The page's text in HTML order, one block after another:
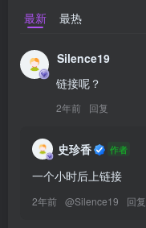
最新 最热
Silence19
链接呢？
2年前 回复
史珍香 作者
一个小时后上链接
2年前 @Silence19 回复